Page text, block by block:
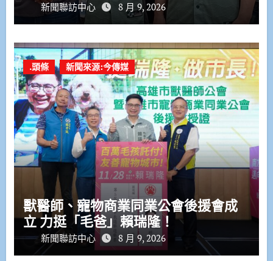
新聞聯訪中心 8 月 9, 2026
.頭條 新聞來源:今傳媒
獸醫師、寵物商業同業公會後援會成
立 力挺「毛爸」賴瑞隆！
新聞聯訪中心 8 月 9, 2026